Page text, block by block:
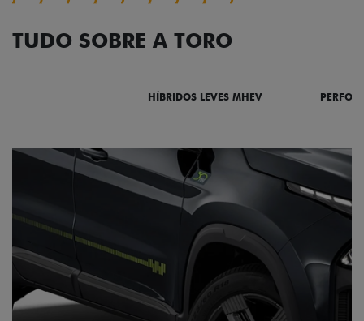
TUDO SOBRE A TORO
HÍBRIDOS LEVES MHEV